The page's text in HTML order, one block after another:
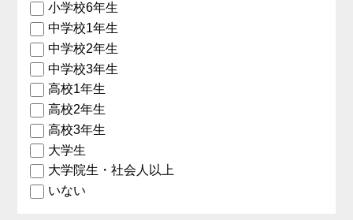
小学校6年生
中学校1年生
中学校2年生
中学校3年生
高校1年生
高校2年生
高校3年生
大学生
大学院生・社会人以上
いない